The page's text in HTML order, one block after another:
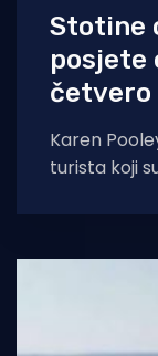
Stotine
posjete
četvero
Karen
turista koji